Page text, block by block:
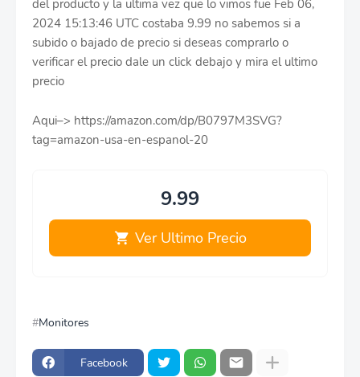
del producto y la ultima vez que lo vimos fue Feb 06,
2024 15:13:46 UTC costaba 9.99 no sabemos si a
subido o bajado de precio si deseas comprarlo o
verificar el precio dale un click debajo y mira el ultimo
precio
Aqui–> https://amazon.com/dp/B0797M3SVG?
tag=amazon-usa-en-espanol-20
9.99
Ver Ultimo Precio
Monitores
Facebook